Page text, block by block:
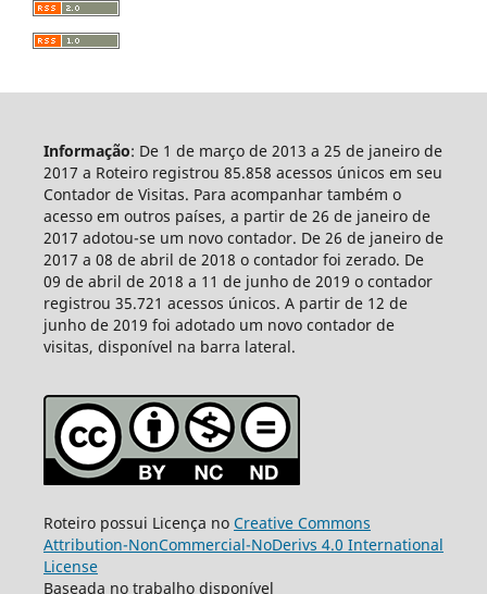
Informação: De 1 de março de 2013 a 25 de janeiro de
2017 a Roteiro registrou 85.858 acessos únicos em seu
Contador de Visitas. Para acompanhar também o
acesso em outros países, a partir de 26 de janeiro de
2017 adotou-se um novo contador. De 26 de janeiro de
2017 a 08 de abril de 2018 o contador foi zerado. De
09 de abril de 2018 a 11 de junho de 2019 o contador
registrou 35.721 acessos únicos. A partir de 12 de
junho de 2019 foi adotado um novo contador de
visitas, disponível na barra lateral.
Roteiro possui Licença no Creative Commons
Attribution-NonCommercial-NoDerivs 4.0 International
License
Baseada no trabalho disponível